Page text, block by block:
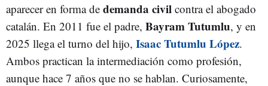
aparecer en forma de demanda civil contra el abogado
catalán. En 2011 fue el padre, Bayram Tutumlu, y en
2025 llega el turno del hijo, Isaac Tutumlu López.
Ambos practican la intermediación como profesión,
aunque hace 7 años que no se hablan. Curiosamente,